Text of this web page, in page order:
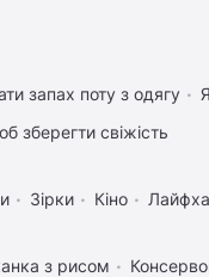
запах поту з одягу
зберегти свіжість
Зірки Кіно
з рисом